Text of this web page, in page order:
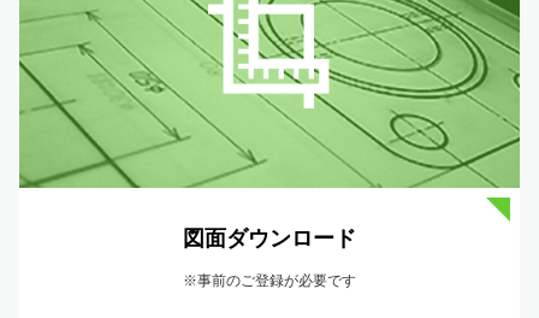
図面ダウンロード
※事前のご登録が必要です